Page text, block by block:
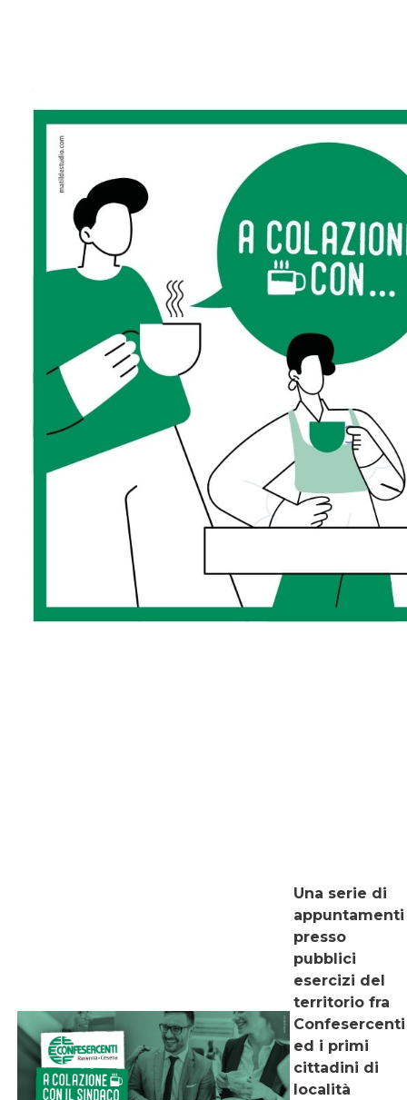
Una serie di
appuntamenti
presso
pubblici
esercizi del
territorio fra
Confesercenti
ed i primi
cittadini di
località